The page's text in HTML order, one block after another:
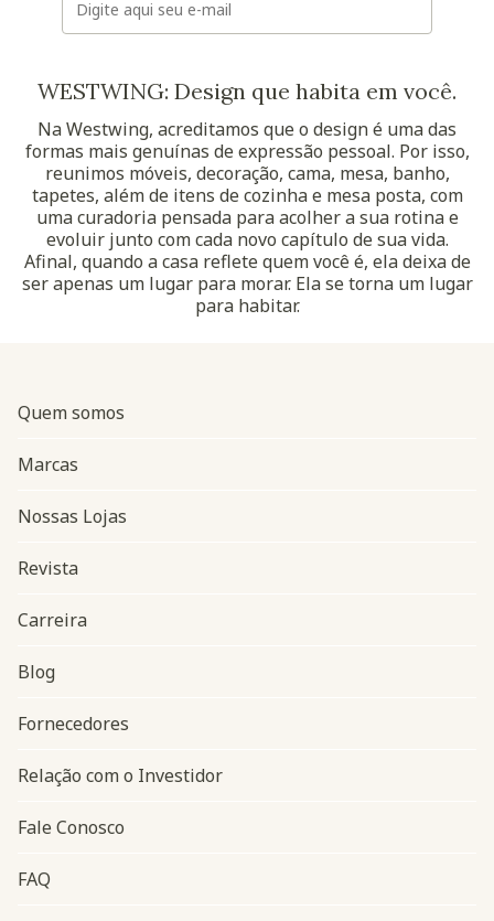
WESTWING: Design que habita em você.
Na Westwing, acreditamos que o design é uma das
formas mais genuínas de expressão pessoal. Por isso,
reunimos móveis, decoração, cama, mesa, banho,
tapetes, além de itens de cozinha e mesa posta, com
uma curadoria pensada para acolher a sua rotina e
evoluir junto com cada novo capítulo de sua vida.
Afinal, quando a casa reflete quem você é, ela deixa de
ser apenas um lugar para morar. Ela se torna um lugar
para habitar.
Navegação do rodapé
Quem somos
Marcas
Nossas Lojas
Revista
Carreira
Blog
Fornecedores
Relação com o Investidor
Fale Conosco
FAQ